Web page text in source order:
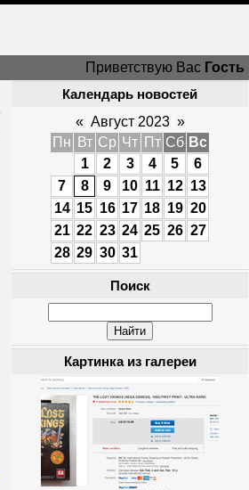
Приветствую Вас Гость
Календарь новостей
« Август 2023 »
Пн
Вт Ср Чт Пт Сб Вс
1
2 3 4 5
6
7
8 9 10 11 12 13
14 15 16 17 18 19 20
21 22 23 24 25 26 27
28 29 30 31
Поиск
Картинка из галереи